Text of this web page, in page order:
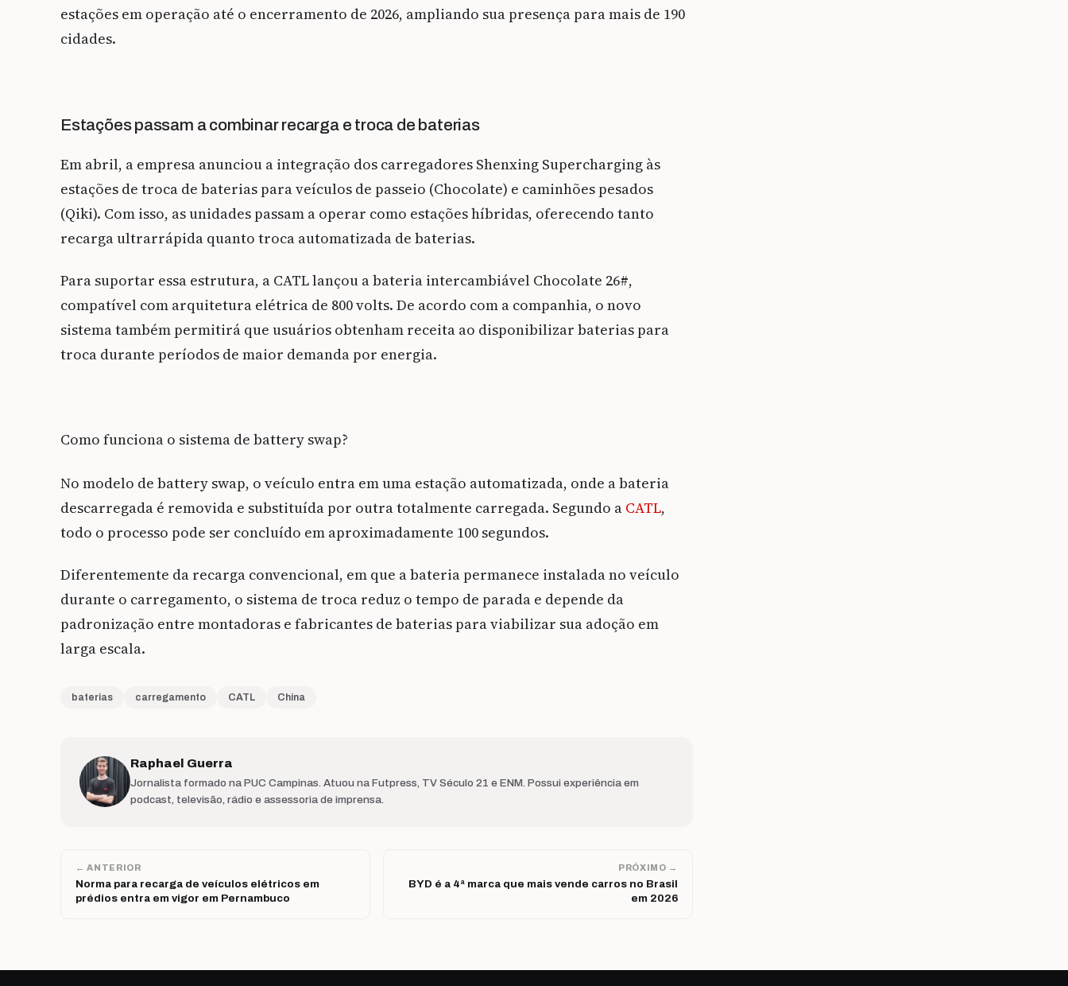
estações em operação até o encerramento de 2026, ampliando sua presença para mais de 190
cidades.
Estações passam a combinar recarga e troca de baterias
Em abril, a empresa anunciou a integração dos carregadores Shenxing Supercharging às
estações de troca de baterias para veículos de passeio (Chocolate) e caminhões pesados
(Qiki). Com isso, as unidades passam a operar como estações híbridas, oferecendo tanto
recarga ultrarrápida quanto troca automatizada de baterias.
Para suportar essa estrutura, a CATL lançou a bateria intercambiável Chocolate 26#,
compatível com arquitetura elétrica de 800 volts. De acordo com a companhia, o novo
sistema também permitirá que usuários obtenham receita ao disponibilizar baterias para
troca durante períodos de maior demanda por energia.
Como funciona o sistema de battery swap?
No modelo de battery swap, o veículo entra em uma estação automatizada, onde a bateria
descarregada é removida e substituída por outra totalmente carregada. Segundo a CATL,
todo o processo pode ser concluído em aproximadamente 100 segundos.
Diferentemente da recarga convencional, em que a bateria permanece instalada no veículo
durante o carregamento, o sistema de troca reduz o tempo de parada e depende da
padronização entre montadoras e fabricantes de baterias para viabilizar sua adoção em
larga escala.
baterias carregamento CATL China
Raphael Guerra
Jornalista formado na PUC Campinas. Atuou na Futpress, TV Século 21 e ENM. Possui experiência em
podcast, televisão, rádio e assessoria de imprensa.
← ANTERIOR
Norma para recarga de veículos elétricos em
prédios entra em vigor em Pernambuco
PRÓXIMO →
BYD é a 4ª marca que mais vende carros no Brasil
em 2026